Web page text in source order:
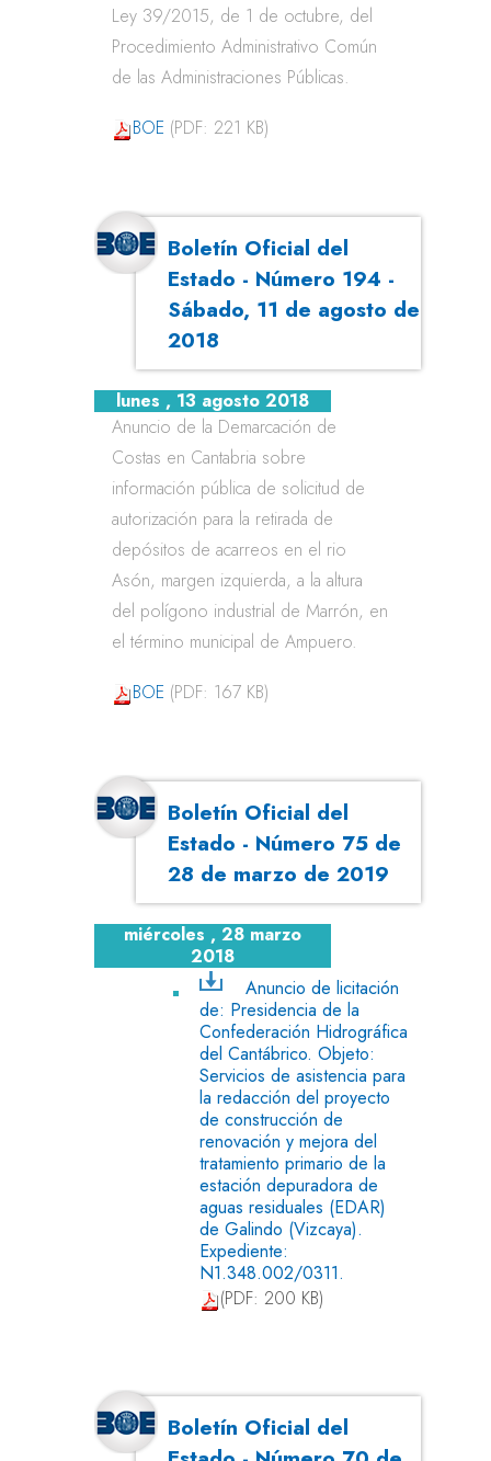
Ley 39/2015, de 1 de octubre, del
Procedimiento Administrativo Común
de las Administraciones Públicas.
BOE (PDF: 221 KB)
Boletín Oficial del
Estado - Número 194 -
Sábado, 11 de agosto de
2018
lunes , 13 agosto 2018
Anuncio de la Demarcación de
Costas en Cantabria sobre
información pública de solicitud de
autorización para la retirada de
depósitos de acarreos en el rio
Asón, margen izquierda, a la altura
del polígono industrial de Marrón, en
el término municipal de Ampuero.
BOE (PDF: 167 KB)
Boletín Oficial del
Estado - Número 75 de
28 de marzo de 2019
miércoles , 28 marzo
2018
Anuncio de licitación
de: Presidencia de la
Confederación Hidrográfica
del Cantábrico. Objeto:
Servicios de asistencia para
la redacción del proyecto
de construcción de
renovación y mejora del
tratamiento primario de la
estación depuradora de
aguas residuales (EDAR)
de Galindo (Vizcaya).
Expediente:
N1.348.002/0311.
(PDF: 200 KB)
Boletín Oficial del